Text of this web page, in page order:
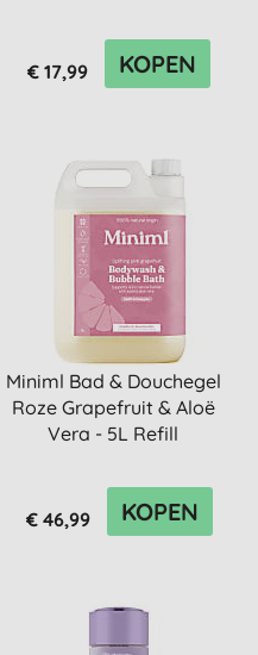
€ 17,99 KOPEN
Miniml Bad & Douchegel
Roze Grapefruit & Aloë
Vera - 5L Refill
€ 46,99 KOPEN